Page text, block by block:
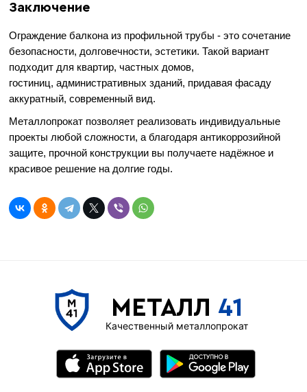
Заключение
Ограждение балкона из профильной трубы - это сочетание
безопасности, долговечности, эстетики. Такой вариант
подходит для квартир, частных домов,
гостиниц, административных зданий, придавая фасаду
аккуратный, современный вид.
Металлопрокат позволяет реализовать индивидуальные
проекты любой сложности, а благодаря антикоррозийной
защите, прочной конструкции вы получаете надёжное и
красивое решение на долгие годы.
МЕТАЛЛ 41
Качественный металлопрокат